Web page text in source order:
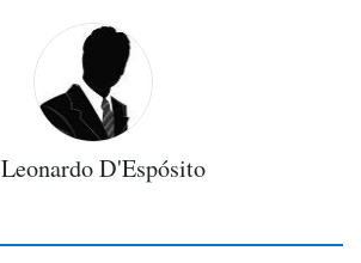
Leonardo D'Espósito